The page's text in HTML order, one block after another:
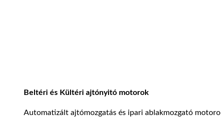
Beltéri és Kültéri ajtónyitó motorok
Automatizált ajtómozgatás és ipari ablakmozgató